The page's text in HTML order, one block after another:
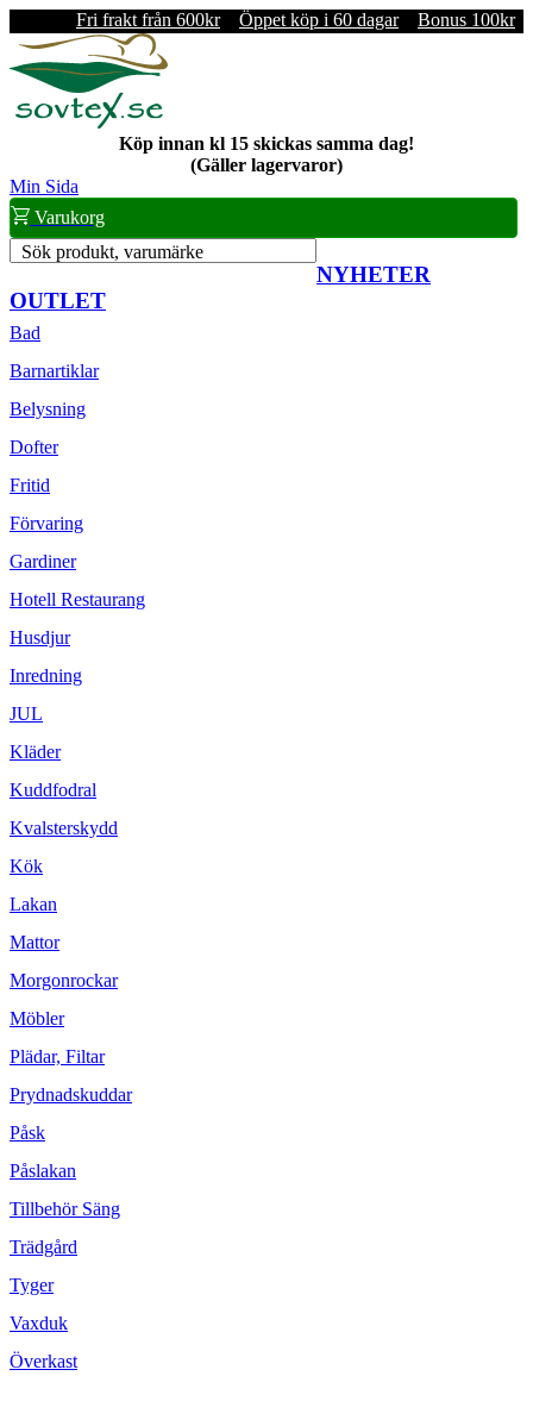
Fri frakt från 600kr Öppet köp i 60 dagar Bonus 100kr
Köp innan kl 15 skickas samma dag!
(Gäller lagervaror)
Min Sida
Varukorg
Sök produkt, varumärke
NYHETER
OUTLET
Bad
Barnartiklar
Belysning
Dofter
Fritid
Förvaring
Gardiner
Hotell Restaurang
Husdjur
Inredning
JUL
Kläder
Kuddfodral
Kvalsterskydd
Kök
Lakan
Mattor
Morgonrockar
Möbler
Plädar, Filtar
Prydnadskuddar
Påsk
Påslakan
Tillbehör Säng
Trädgård
Tyger
Vaxduk
Överkast